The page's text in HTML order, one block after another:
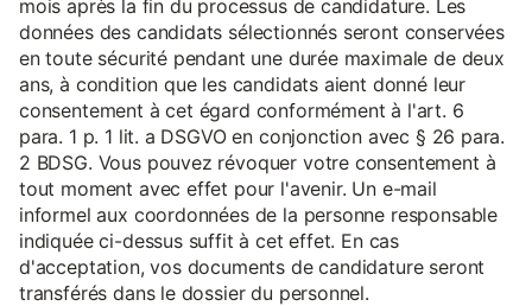
mois après la fin du processus de candidature. Les
données des candidats sélectionnés seront conservées
en toute sécurité pendant une durée maximale de deux
ans, à condition que les candidats aient donné leur
consentement à cet égard conformément à l'art. 6
para. 1 p. 1 lit. a DSGVO en conjonction avec § 26 para.
2 BDSG. Vous pouvez révoquer votre consentement à
tout moment avec effet pour l'avenir. Un e-mail
informel aux coordonnées de la personne responsable
indiquée ci-dessus suffit à cet effet. En cas
d'acceptation, vos documents de candidature seront
transférés dans le dossier du personnel.